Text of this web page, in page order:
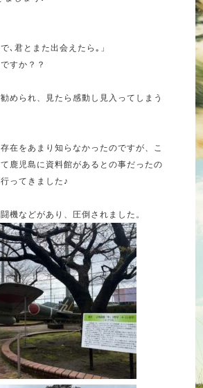
､君とまた出会えたら｡」
すか？？
められ、見たら感動し見入ってしまう
存在をあまり知らなかったのですが、こ
鹿児島に資料館があるとの事だったの
ってきました♪
機などがあり、圧倒されました。